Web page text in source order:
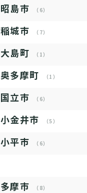
昭島市 （6）
稲城市 （7）
大島町 （1）
奥多摩町 （1）
国立市 （6）
小金井市 （5）
小平市 （6）
多摩市 （8）